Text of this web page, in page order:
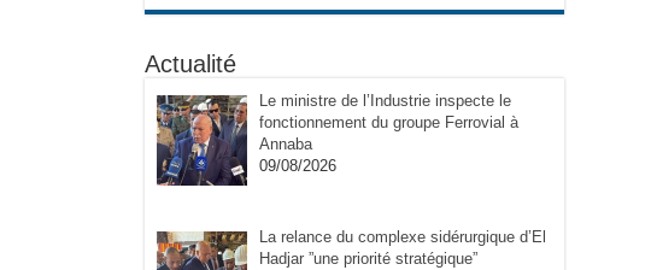
Actualité
Le ministre de l’Industrie inspecte le
fonctionnement du groupe Ferrovial à
Annaba
09/08/2026
La relance du complexe sidérurgique d’El
Hadjar ”une priorité stratégique”